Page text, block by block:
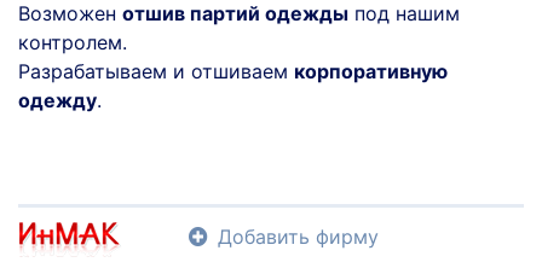
Возможен отшив партий одежды под нашим
контролем.
Разрабатываем и отшиваем корпоративную
одежду.
Добавить фирму